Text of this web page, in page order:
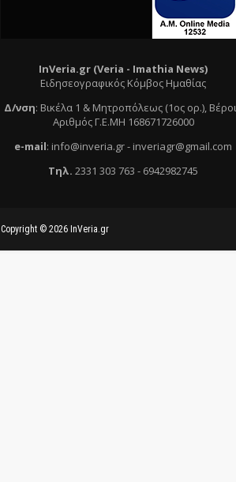
InVeria.gr (Veria - Ιmathia News)
Ειδησεογραφικός Κόμβος Ημαθίας
Δ/νση: Βικέλα 1 & Μητροπόλεως (1ος ορ.),
Αριθμός Γ.Ε.ΜΗ 168671726000
e-mail: info@inveria.gr- inveriagr@gmail.com
Τηλ. 2331 303 763 - 6942982745
Copyright © 2026 InVeria.gr